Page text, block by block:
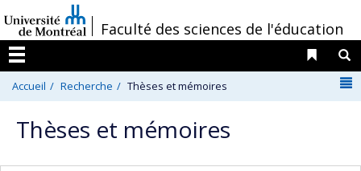
au
contenu
/Faculté des sciences de l'éducation
Menu
Liens
Accueil Recherche Thèses et mémoires
Thèses et mémoires